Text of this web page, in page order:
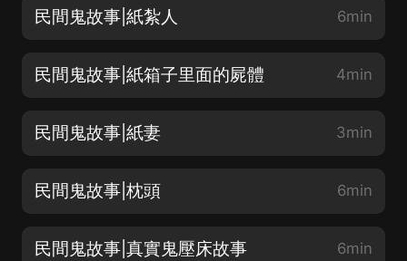
民間鬼故事|紙紮人 6min
民間鬼故事|紙箱子里面的屍體 4min
民間鬼故事|紙妻 3min
民間鬼故事|枕頭 6min
民間鬼故事|真實鬼壓床故事 6min